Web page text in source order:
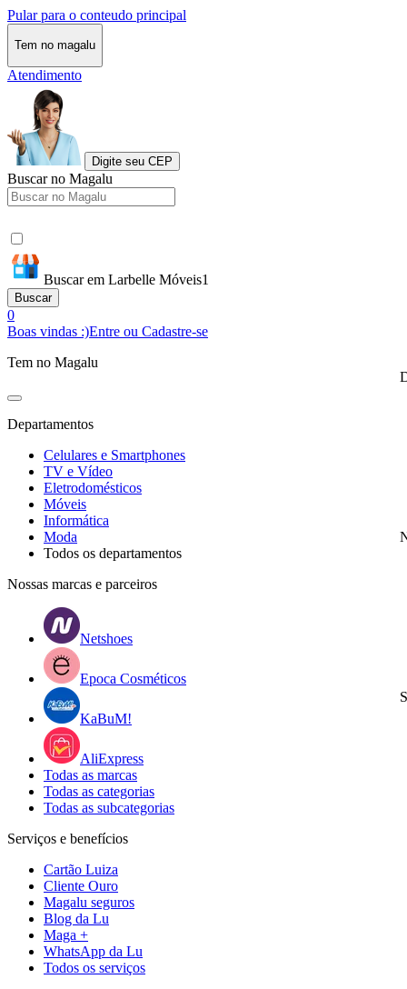
Pular para o conteudo principal
Tem no magalu
Atendimento
Digite seu CEP
Buscar no Magalu
Buscar em Larbelle Móveis1
Buscar
0
Boas vindas :)Entre ou Cadastre-se
Tem no Magalu
Departamentos
Celulares e Smartphones
TV e Vídeo
Eletrodomésticos
Móveis
Informática
Moda
Todos os departamentos
Nossas marcas e parceiros
Netshoes
Epoca Cosméticos
KaBuM!
AliExpress
Todas as marcas
Todas as categorias
Todas as subcategorias
Serviços e benefícios
Cartão Luiza
Cliente Ouro
Magalu seguros
Blog da Lu
Maga +
WhatsApp da Lu
Todos os serviços